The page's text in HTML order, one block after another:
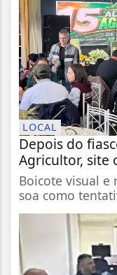
LOCAL
Depois do
Agricultor, site
Boicote visual e
soa como